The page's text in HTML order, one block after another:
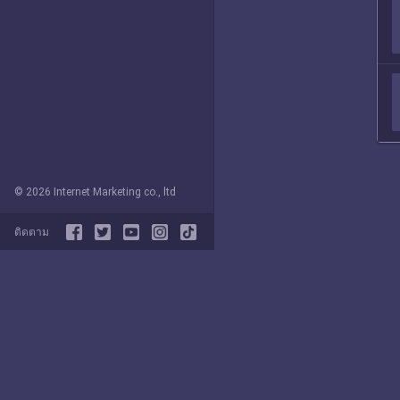
© 2026 Internet Marketing co., ltd
ติดตาม